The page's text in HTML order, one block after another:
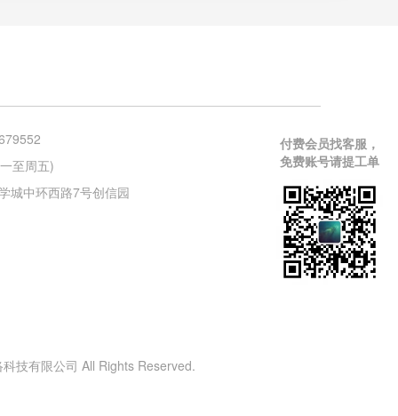
至周五)
城中环西路7号创信园
付费会员找客服，
免费账号请提工单
技有限公司 All Rights Reserved.